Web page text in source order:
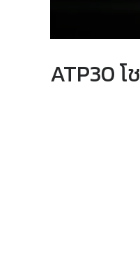
ATP30